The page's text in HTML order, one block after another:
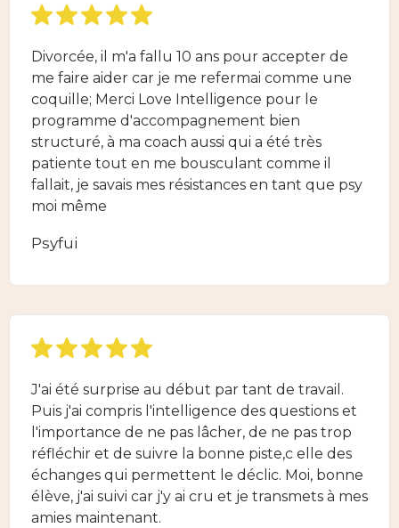
Divorcée, il m'a fallu 10 ans pour accepter de
me faire aider car je me refermai comme une
coquille; Merci Love Intelligence pour le
programme d'accompagnement bien
structuré, à ma coach aussi qui a été très
patiente tout en me bousculant comme il
fallait, je savais mes résistances en tant que psy
moi même
Psyfui
J'ai été surprise au début par tant de travail.
Puis j'ai compris l'intelligence des questions et
l'importance de ne pas lâcher, de ne pas trop
réfléchir et de suivre la bonne piste,c elle des
échanges qui permettent le déclic. Moi, bonne
élève, j'ai suivi car j'y ai cru et je transmets à mes
amies maintenant.